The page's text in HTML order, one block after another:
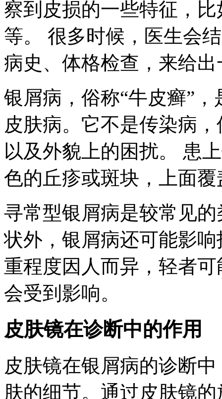
察到皮损的一些特征，
等。 很多时候，医生会
病史、体格检查，来给
银屑病，俗称“牛皮癣”
皮肤病。它不是传染病
以及外貌上的困扰。 患
色的丘疹或斑块，上面
寻常型银屑病是较常见
状外，银屑病还可能影
重程度因人而异，轻者
会受到影响。
皮肤镜在诊断中的作用
皮肤镜在银屑病的诊断
肤的细节。通过皮肤镜